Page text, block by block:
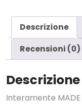
Descrizione
Recensioni (0)
Descrizione
Interamente